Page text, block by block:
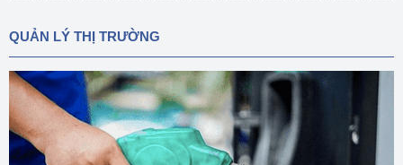
QUẢN LÝ THỊ TRƯỜNG